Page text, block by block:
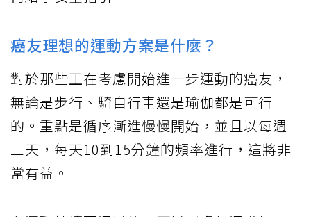
癌友理想的運動方案是什麼？
對於那些正在考慮開始進一步運動的癌友，
無論是步行、騎自行車還是瑜伽都是可行
的。重點是循序漸進慢慢開始，並且以每週
三天，每天10到15分鐘的頻率進行，這將非
常有益。